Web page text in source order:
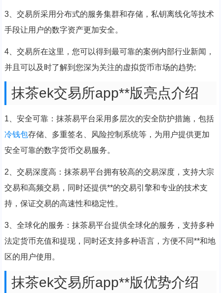
3、交易所采用分布式的服务集群和存储，私钥离线化等技术
手段让用户的数字资产更加安全。
4、交易所在这里，您可以得到最可靠的案例内部行业新闻，
并且可以及时了解到您深为关注的虚拟货币市场的趋势;
抹茶ek交易所app**版亮点介绍
1、安全可靠：抹茶易平台采用多层次的安全防护措施，包括
冷钱包存储、多重签名、风险控制系统等，为用户提供更加
安全可靠的数字货币交易服务。
2、交易深度高：抹茶易平台拥有较高的交易深度，支持大宗
交易和高频交易，同时还提供**的交易引擎和专业的技术支
持，保证交易的高速性和稳定性。
3、全球化的服务：抹茶易平台提供全球化的服务，支持多种
法定货币充值和提现，同时还支持多种语言，方便不同**和地
区的用户使用。
抹茶ek交易所app**版优势介绍